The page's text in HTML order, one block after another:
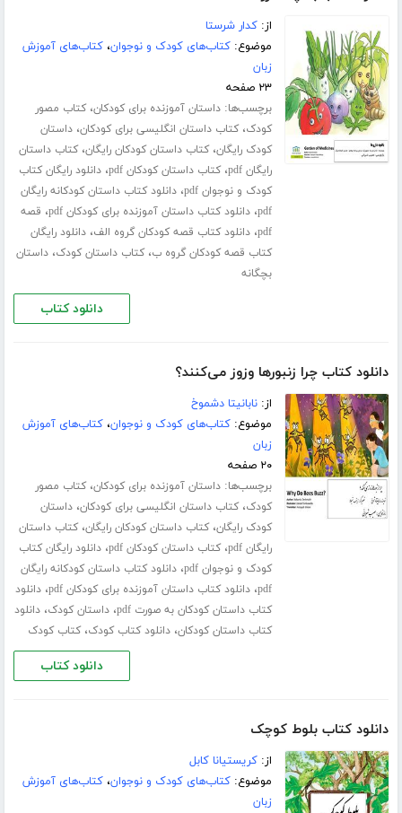
از:کدار شرستا
موضوع:کتاب‌های کودک و نوجوان،کتاب‌های آموزش
زبان
۲۳ صفحه
برچسب‌ها:داستان آموزنده برای کودکان،کتاب مصور
کودک،کتاب داستان انگلیسی برای کودکان،داستان
کودک رایگان،کتاب داستان کودکان رایگان،کتاب داستان
رایگان pdf
،کتاب داستان کودکان pdf ،دانلود رایگان کتاب
کودک و نوجوان pdf
،دانلود کتاب داستان کودکانه رایگان
pdf،دانلود کتاب داستان آموزنده برای کودکان pdf ، قصه
pdf،دانلود کتاب قصه کودکان گروه الف،دانلود رایگان
کتاب قصه کودکان گروه ب،کتاب داستان کودک،داستان
بچگانه
دانلود کتاب
دانلود کتاب چرا زنبورها وزوز می‌کنند؟
از:نابانیتا دشموخ
موضوع:کتاب‌های کودک و نوجوان،کتاب‌های آموزش
زبان
۲۰ صفحه
برچسب‌ها:داستان آموزنده برای کودکان،کتاب مصور
کودک،کتاب داستان انگلیسی برای کودکان،داستان
کودک رایگان،کتاب داستان کودکان رایگان،کتاب داستان
رایگان pdf
،کتاب داستان کودکان pdf ،دانلود رایگان کتاب
کودک و نوجوان pdf
،دانلود کتاب داستان کودکانه رایگان
pdf،دانلود کتاب داستان آموزنده برای کودکان pdf ،دانلود
کتاب داستان کودکان به صورت pdf
،داستان کودک،دانلود
کتاب داستان کودکان،دانلود کتاب کودک،کتاب کودک
دانلود کتاب
دانلود کتاب بلوط کوچک
از:کریستیانا کابل
موضوع:کتاب‌های کودک و نوجوان،کتاب‌های آموزش
زبان